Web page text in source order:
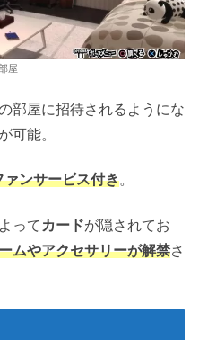
屋
部屋に招待されるようにな
可能。
ンサービス付き。
って カードが隠されてお
ムやアクセサリーが解禁さ